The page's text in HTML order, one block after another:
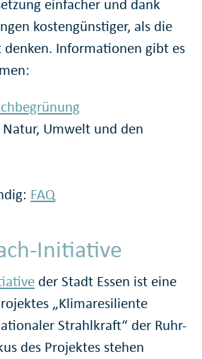
einfacher und dank
kostengünstiger, als die
Informationen gibt es
Umwelt und den
FAQ
Initiative
der Stadt Essen ist eine
„Klimaresiliente
Strahlkraft“ der Ruhr-
des Projektes stehen